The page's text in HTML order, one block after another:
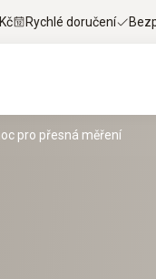
Rychlé doručení
pro přesná měření